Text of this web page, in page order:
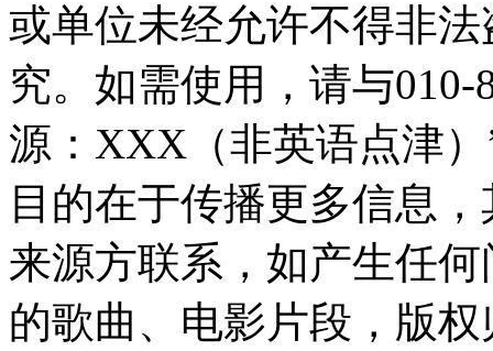
或单位未经允许不得非
究。如需使用，请与010-
源：XXX（非英语点津
目的在于传播更多信息
来源方联系，如产生任
的歌曲、电影片段，版